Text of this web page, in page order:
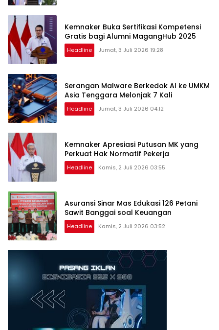
Kemnaker Buka Sertifikasi Kompetensi
Gratis bagi Alumni MagangHub 2025
Headline Jumat, 3 Juli 2026 19:28
Serangan Malware Berkedok AI ke UMKM
Asia Tenggara Melonjak 7 Kali
Headline Jumat, 3 Juli 2026 04:12
Kemnaker Apresiasi Putusan MK yang
Perkuat Hak Normatif Pekerja
Headline Kamis, 2 Juli 2026 03:55
Asuransi Sinar Mas Edukasi 126 Petani
Sawit Banggai soal Keuangan
Headline Kamis, 2 Juli 2026 03:52